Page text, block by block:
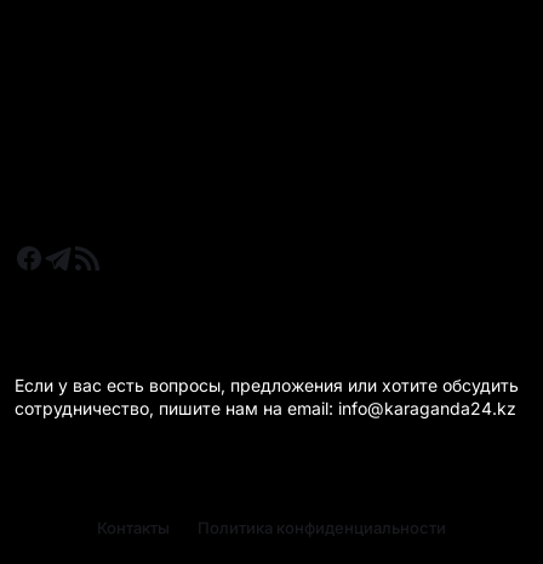
Если у вас есть вопросы, предложения или хотите обсудить
сотрудничество, пишите нам на email: info@karaganda24.kz
Контакты Политика конфиденциальности